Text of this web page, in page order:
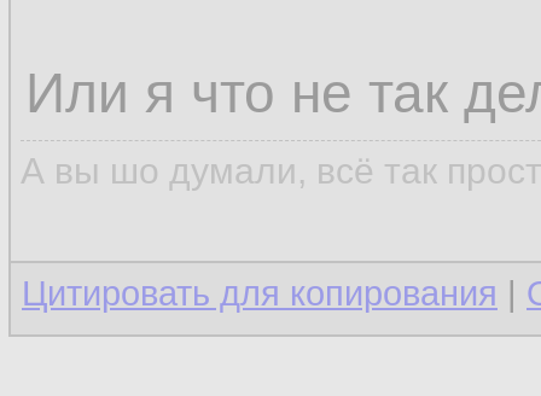
Или я что не так
А вы шо думали, всё так
Цитировать для копирования |